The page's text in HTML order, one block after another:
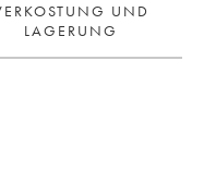
UND
LAGERUNG